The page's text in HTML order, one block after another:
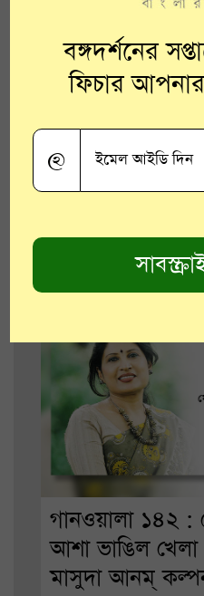
গানওয়ালা ১৪৩ :
না যেতে : গাইছেন
মুখোপাধ্যায়
গানওয়ালা ১৪২ :
আশা ভাঙিল
মাসুদা আনম্
বঙ্গদর্শনের
ফিচার
@